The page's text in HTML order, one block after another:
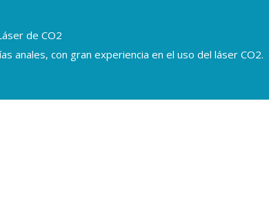
de CO2
anales, con gran experiencia en el uso del láser CO2.